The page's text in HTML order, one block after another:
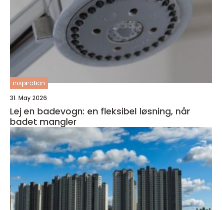
inspiration
31. May 2026
Lej en badevogn: en fleksibel løsning, når
badet mangler